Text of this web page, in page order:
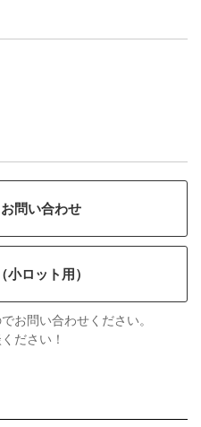
問い合わせ
ロット用）
お問い合わせください。
ださい！